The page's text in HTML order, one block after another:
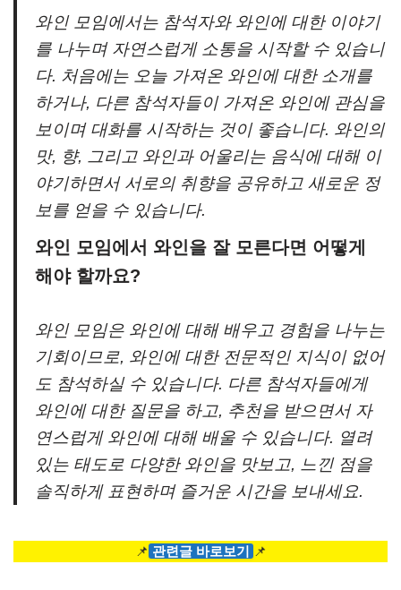
와인 모임에서는 참석자와 와인에 대한 이야기
를 나누며 자연스럽게 소통을 시작할 수 있습니
다. 처음에는 오늘 가져온 와인에 대한 소개를
하거나, 다른 참석자들이 가져온 와인에 관심을
보이며 대화를 시작하는 것이 좋습니다. 와인의
맛, 향, 그리고 와인과 어울리는 음식에 대해 이
야기하면서 서로의 취향을 공유하고 새로운 정
보를 얻을 수 있습니다.
와인 모임에서 와인을 잘 모른다면 어떻게
해야 할까요?
와인 모임은 와인에 대해 배우고 경험을 나누는
기회이므로, 와인에 대한 전문적인 지식이 없어
도 참석하실 수 있습니다. 다른 참석자들에게
와인에 대한 질문을 하고, 추천을 받으면서 자
연스럽게 와인에 대해 배울 수 있습니다. 열려
있는 태도로 다양한 와인을 맛보고, 느낀 점을
솔직하게 표현하며 즐거운 시간을 보내세요.
📌 관련글 바로보기 📌